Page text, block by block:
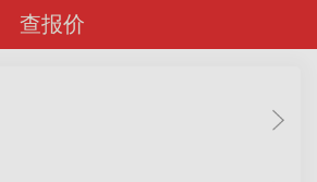
查报价